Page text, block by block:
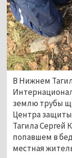
В Нижнем
землю трубы
Центра
Тагила Сергей
попавшем в
местная